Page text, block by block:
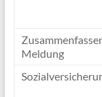
Meldung